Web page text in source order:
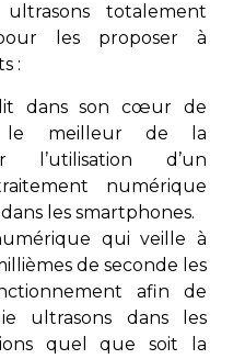
totalement
les proposer à
:
dans son cœur de
le meilleur de la
l’utilisation d’un
numérique
les smartphones.
qui veille à
de seconde les
afin de
ultrasons dans les
quel que soit la